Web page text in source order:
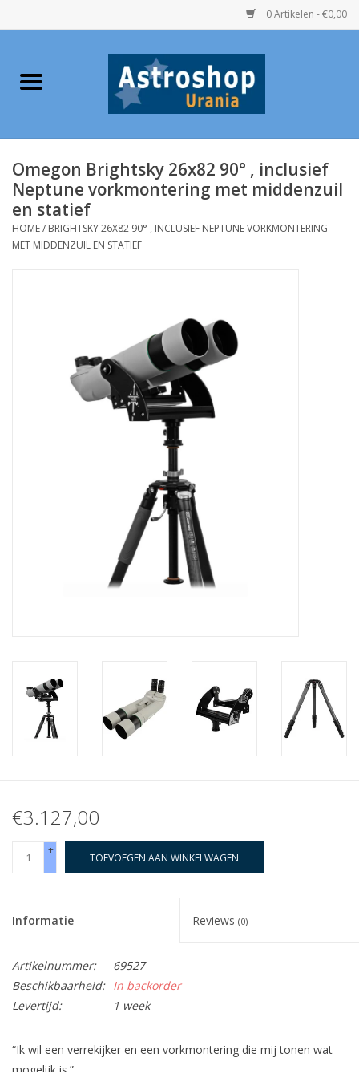
0 Artikelen - €0,00
Home
Telescopen
Accessoires
Globes / Gadgets
Merken
Omegon Brightsky 26x82 90° , inclusief
Neptune vorkmontering met middenzuil
en statief
HOME/ BRIGHTSKY 26X82 90° , INCLUSIEF NEPTUNE VORKMONTERING
MET MIDDENZUIL EN STATIEF
€3.127,00
+
-
TOEVOEGEN AAN WINKELWAGEN
Informatie Reviews (0)
Artikelnummer:
69527
Beschikbaarheid: In backorder
Levertijd:
1 week
“Ik wil een verrekijker en een vorkmontering die mij tonen wat
mogelijk is.”